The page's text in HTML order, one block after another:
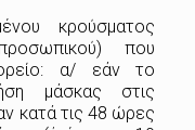
κρούσματος
που
α/ εάν το
μάσκας στις
κατά τις 48 ώρες